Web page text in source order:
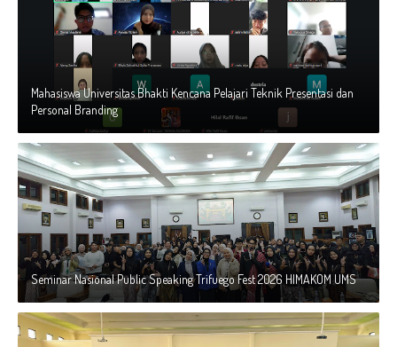
Mahasiswa Universitas Bhakti Kencana Pelajari Teknik Presentasi dan
Personal Branding
Seminar Nasional Public Speaking Trifuego Fest 2026 HIMAKOM UMS